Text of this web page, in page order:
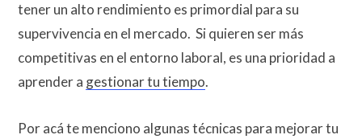
tener un alto rendimiento es primordial para su
supervivencia en el mercado. Si quieren ser más
competitivas en el entorno laboral, es una prioridad a
aprender a gestionar tu tiempo.
Por acá te menciono algunas técnicas para mejorar tu